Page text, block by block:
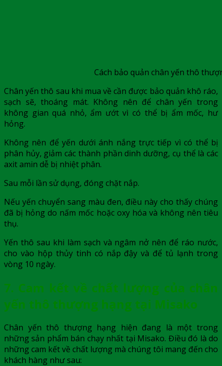
Cách bảo quản chân yến thô
Chân yến thô sau khi mua về cần được bảo quản khô ráo,
sạch sẽ, thoáng mát. Không nên để chân yến trong
không gian quá nhỏ, ẩm ướt vì có thể bị ẩm mốc, hư
hỏng.
Không nên để yến dưới ánh nắng trực tiếp vì có thể bị
phân hủy, giảm các thành phần dinh dưỡng, cụ thể là các
axit amin dễ bị nhiệt phân.
Sau mỗi lần sử dụng, đóng chặt nắp.
Nếu yến chuyển sang màu đen, điều này cho thấy chúng
đã bị hỏng do nấm mốc hoặc oxy hóa và không nên tiêu
thụ.
Yến thô sau khi làm sạch và ngâm nở nên để ráo nước,
cho vào hộp thủy tinh có nắp đậy và để tủ lạnh trong
vòng 10 ngày.
7. Cam kết về chất lượng của chân
yến thô thượng hạng tại Misako
Chân yến thô thượng hạng hiện đang là một trong
những sản phẩm bán chạy nhất tại Misako. Điều đó là do
những cam kết về chất lượng mà chúng tôi mang đến cho
khách hàng như sau: